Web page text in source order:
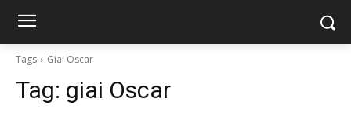
Tags Giai Oscar
Tag: giai Oscar